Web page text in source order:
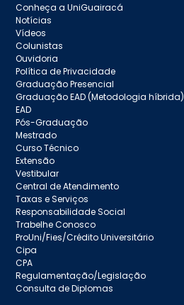
Conheça a UniGuairacá
Notícias
Vídeos
Colunistas
Ouvidoria
Política de Privacidade
Graduação Presencial
Graduação EAD (Metodologia híbrida)
EAD
Pós-Graduação
Mestrado
Curso Técnico
Extensão
Vestibular
Central de Atendimento
Taxas e Serviços
Responsabilidade Social
Trabelhe Conosco
ProUni/Fies/Crédito Universitário
Cipa
CPA
Regulamentação/Legislação
Consulta de Diplomas